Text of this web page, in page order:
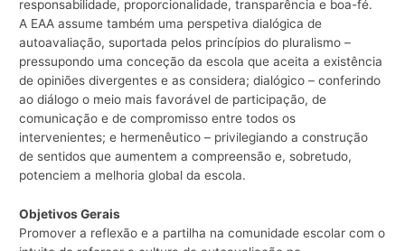
responsabilidade, proporcionalidade, transparência e boa-fé.
A EAA assume também uma perspetiva dialógica de
autoavaliação, suportada pelos princípios do pluralismo –
pressupondo uma conceção da escola que aceita a existência
de opiniões divergentes e as considera; dialógico – conferindo
ao diálogo o meio mais favorável de participação, de
comunicação e de compromisso entre todos os
intervenientes; e hermenêutico – privilegiando a construção
de sentidos que aumentem a compreensão e, sobretudo,
potenciem a melhoria global da escola.
Objetivos Gerais
Promover a reflexão e a partilha na comunidade escolar com o